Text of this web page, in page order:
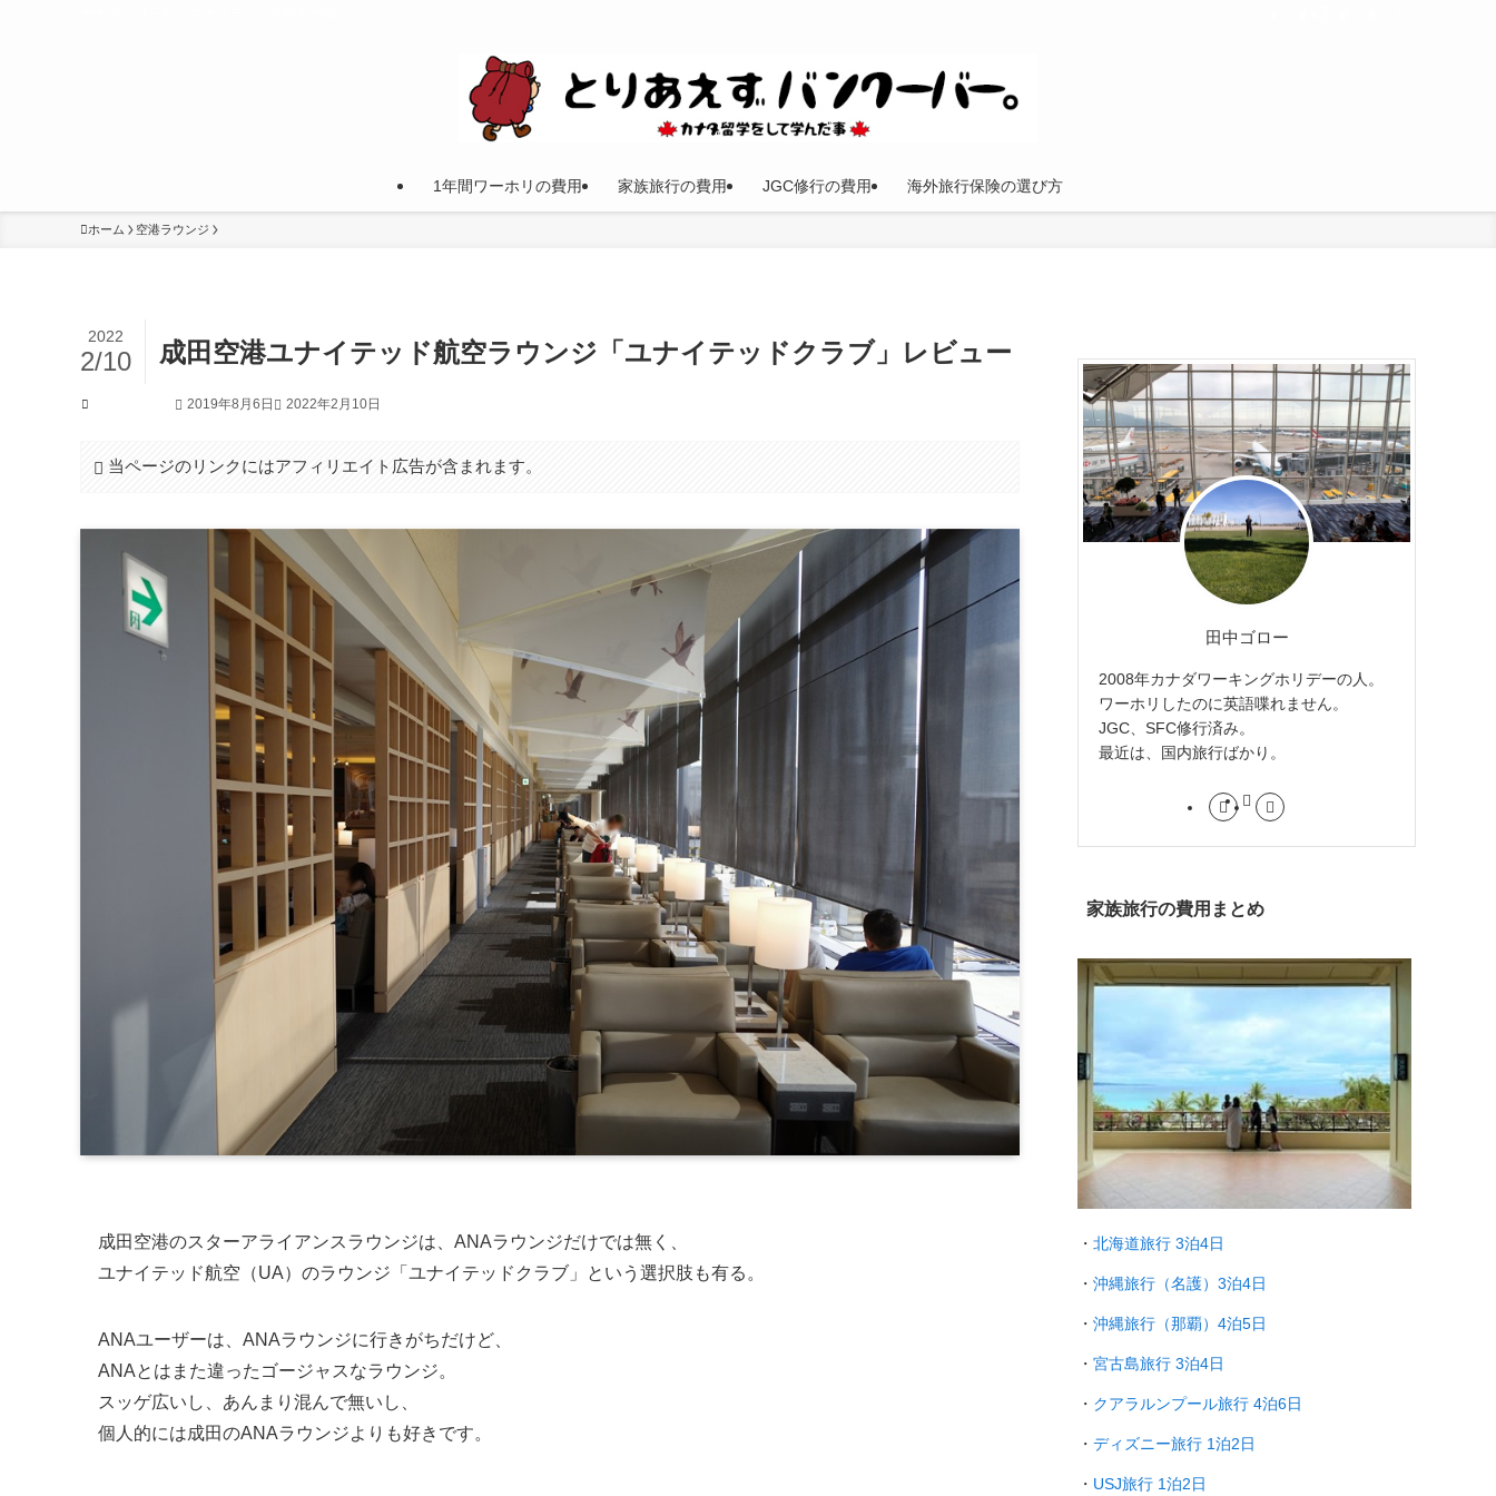
1年間ワーホリの費用 家族旅行の費用 JGC修行の費用 海外旅行保険の選び方
ホーム 空港ラウンジ
成田空港ユナイテッド航空ラウンジ「ユナイテッドクラブ」レビュー
2022
2/10
2019年8月6日 2022年2月10日
当ページのリンクにはアフィリエイト広告が含まれます。
成田空港のスターアライアンスラウンジは、ANAラウンジだけでは無く、
ユナイテッド航空（UA）のラウンジ「ユナイテッドクラブ」という選択肢も有る。
ANAユーザーは、ANAラウンジに行きがちだけど、
ANAとはまた違ったゴージャスなラウンジ。
スッゲ広いし、あんまり混んで無いし、
個人的には成田のANAラウンジよりも好きです。
田中ゴロー
2008年カナダワーキングホリデーの人。
ワーホリしたのに英語喋れません。
JGC、SFC修行済み。
最近は、国内旅行ばかり。
家族旅行の費用まとめ
・ 北海道旅行 3泊4日
・ 沖縄旅行（名護）3泊4日
・ 沖縄旅行（那覇）4泊5日
・ 宮古島旅行 3泊4日
・ クアラルンプール旅行 4泊6日
・ ディズニー旅行 1泊2日
・ USJ旅行 1泊2日